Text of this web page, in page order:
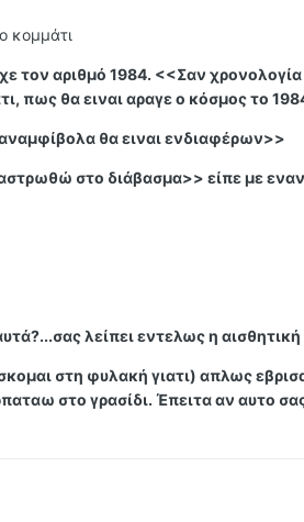
κομμάτι
τον αριθμό 1984. <<Σαν
πως θα ειναι αραγε ο κόσμος το
θα ειναι ενδιαφέρων>>
στο διάβασμα>> είπε με
λείπει εντελως η
στη φυλακή γιατι) απλως
στο γρασίδι. Έπειτα αν αυτο